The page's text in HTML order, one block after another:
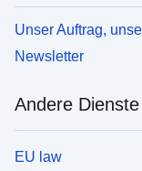
Unser Auftrag,
Newsletter
Andere Dienste
EU law